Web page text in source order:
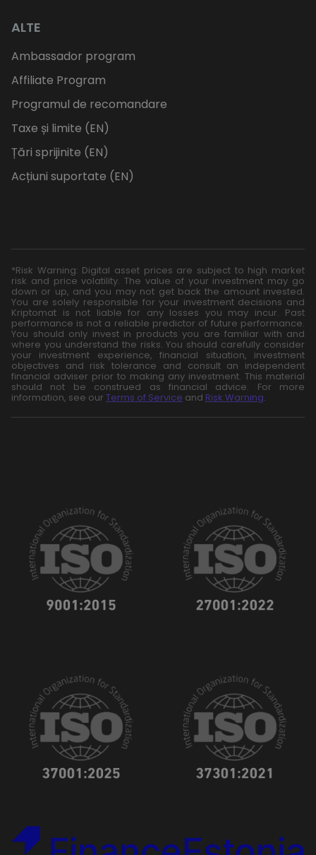
ALTE
Ambassador program
Affiliate Program
Programul de recomandare
Taxe și limite (EN)
Țări sprijinite (EN)
Acțiuni suportate (EN)
*Risk Warning: Digital asset prices are subject to high market
risk and price volatility. The value of your investment may go
down or up, and you may not get back the amount invested.
You are solely responsible for your investment decisions and
Kriptomat is not liable for any losses you may incur. Past
performance is not a reliable predictor of future performance.
You should only invest in products you are familiar with and
where you understand the risks. You should carefully consider
your investment experience, financial situation, investment
objectives and risk tolerance and consult an independent
financial adviser prior to making any investment. This material
should not be construed as financial advice. For more
information, see our Terms of Service and Risk Warning.